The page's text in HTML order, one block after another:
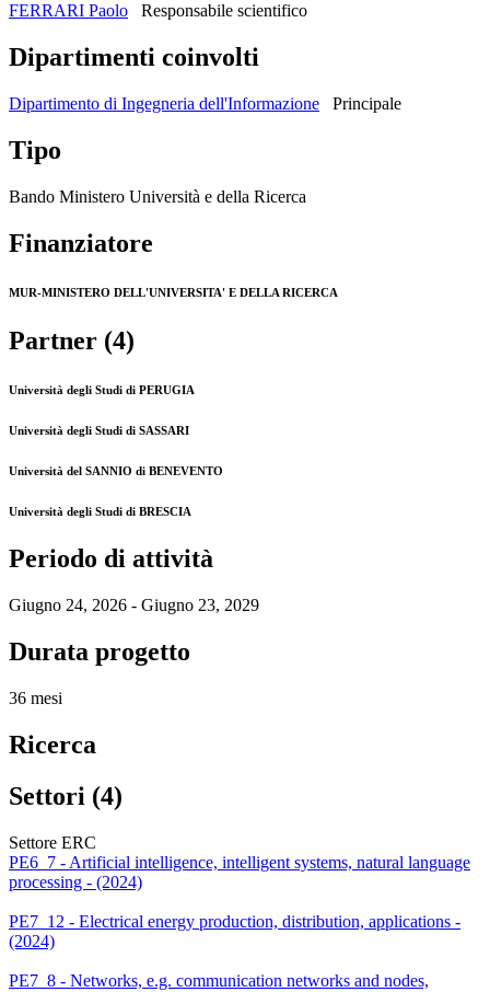
FERRARI Paolo Responsabile scientifico
Dipartimenti coinvolti
Dipartimento di Ingegneria dell'Informazione Principale
Tipo
Bando Ministero Università e della Ricerca
Finanziatore
MUR-MINISTERO DELL'UNIVERSITA' E DELLA RICERCA
Partner (4)
Università degli Studi di PERUGIA
Università degli Studi di SASSARI
Università del SANNIO di BENEVENTO
Università degli Studi di BRESCIA
Periodo di attività
Giugno 24, 2026 - Giugno 23, 2029
Durata progetto
36 mesi
Ricerca
Settori (4)
Settore ERC
PE6_7 - Artificial intelligence, intelligent systems, natural language
processing - (2024)
PE7_12 - Electrical energy production, distribution, applications -
(2024)
PE7_8 - Networks, e.g. communication networks and nodes,